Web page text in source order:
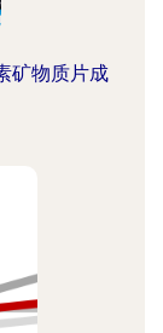
矿物质片成